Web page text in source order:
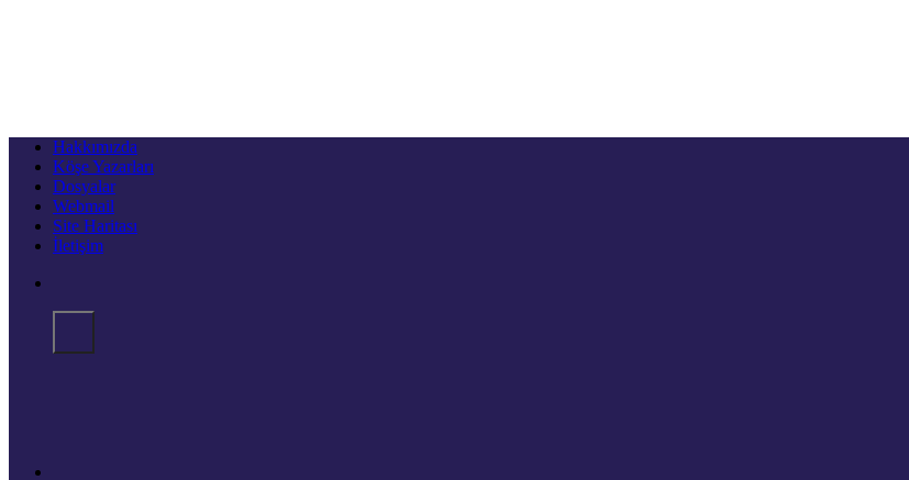
Hakkımızda
Köşe Yazarları
Dosyalar
Webmail
Site Haritası
İletişim